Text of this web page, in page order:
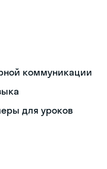
коммуникации
для уроков